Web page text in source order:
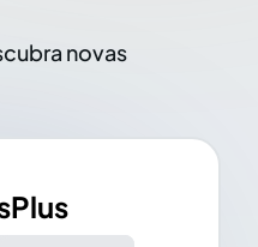
novas